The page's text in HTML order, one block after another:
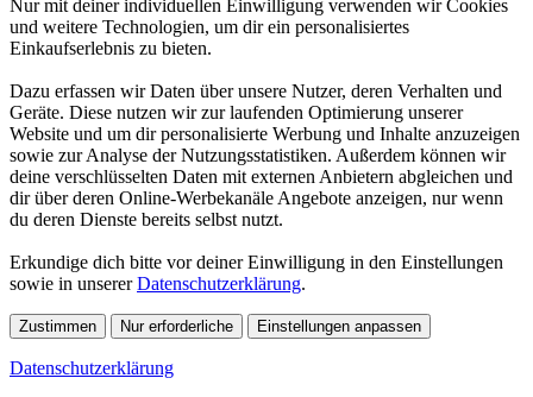
Nur mit deiner individuellen Einwilligung verwenden wir Cookies
und weitere Technologien, um dir ein personalisiertes
Einkaufserlebnis zu bieten.
Dazu erfassen wir Daten über unsere Nutzer, deren Verhalten und
Geräte. Diese nutzen wir zur laufenden Optimierung unserer
Website und um dir personalisierte Werbung und Inhalte anzuzeigen
sowie zur Analyse der Nutzungsstatistiken. Außerdem können wir
deine verschlüsselten Daten mit externen Anbietern abgleichen und
dir über deren Online-Werbekanäle Angebote anzeigen, nur wenn
du deren Dienste bereits selbst nutzt.
Erkundige dich bitte vor deiner Einwilligung in den Einstellungen
sowie in unsererDatenschutzerklärung.
Zustimmen Nur erforderliche Einstellungen anpassen
Datenschutzerklärung